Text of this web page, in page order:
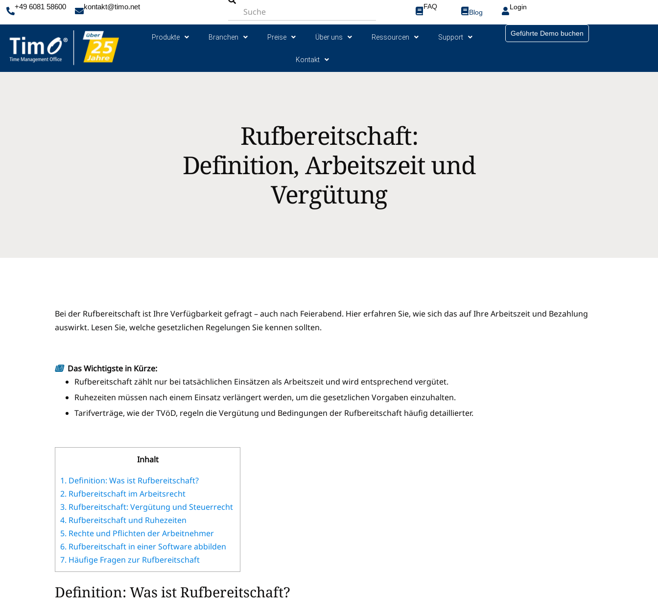
+49 6081 58600 kontakt@timo.net FAQ
Blog
Login
Produkte Branchen Preise Über uns Ressourcen Support
Kontakt
Geführte Demo buchen
Rufbereitschaft:
Definition, Arbeitszeit und
Vergütung
Bei der Rufbereitschaft ist Ihre Verfügbarkeit gefragt – auch nach Feierabend. Hier erfahren Sie, wie sich das auf Ihre Arbeitszeit und Bezahlung
auswirkt. Lesen Sie, welche gesetzlichen Regelungen Sie kennen sollten.
Das Wichtigste in Kürze:
Rufbereitschaft zählt nur bei tatsächlichen Einsätzen als Arbeitszeit und wird entsprechend vergütet.
Ruhezeiten müssen nach einem Einsatz verlängert werden, um die gesetzlichen Vorgaben einzuhalten.
Tarifverträge, wie der TVöD, regeln die Vergütung und Bedingungen der Rufbereitschaft häufig detaillierter.
Inhalt
1. Definition: Was ist Rufbereitschaft?
2. Rufbereitschaft im Arbeitsrecht
3. Rufbereitschaft: Vergütung und Steuerrecht
4. Rufbereitschaft und Ruhezeiten
5. Rechte und Pflichten der Arbeitnehmer
6. Rufbereitschaft in einer Software abbilden
7. Häufige Fragen zur Rufbereitschaft
Definition: Was ist Rufbereitschaft?